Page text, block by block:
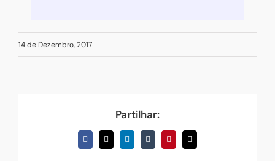
14 de Dezembro, 2017
Partilhar:
Facebook
X LinkedInTumblrPinterestEmail
(necessário